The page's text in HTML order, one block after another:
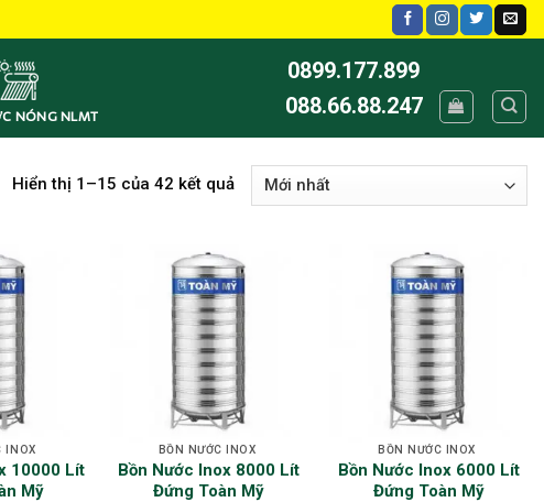
NÓNG NLMT
0899.177.899
088.66.88.247
Hiển thị 1–15 của 42 kết quả
INOX
10000 Lít
Mỹ
BỒN NƯỚC INOX
Bồn Nước Inox 8000 Lít
Đứng Toàn Mỹ
BỒN NƯỚC INOX
Bồn Nước Inox 6000 Lít
Đứng Toàn Mỹ